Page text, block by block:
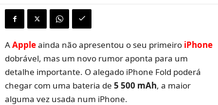
AAppleainda não apresentou o seu primeiro iPhone
dobrável, mas um novo rumor aponta para um
detalhe importante. O alegado iPhone Fold poderá
chegar com uma bateria de 5 500 mAh, a maior
alguma vez usada num iPhone.